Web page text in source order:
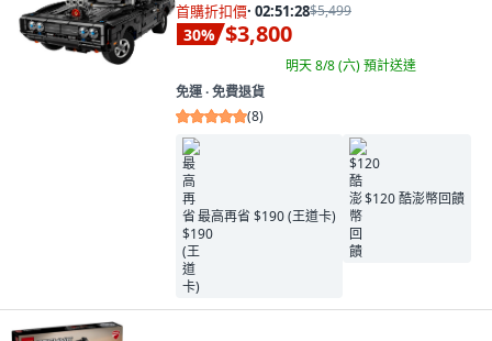
首購折扣價· 02:51:27$5,499
30% $3,800
明天 8/8 (六)預計送達
免運 ∙ 免費退貨
(8)
最高再省 $190 (王道卡)
$120 酷澎幣回饋